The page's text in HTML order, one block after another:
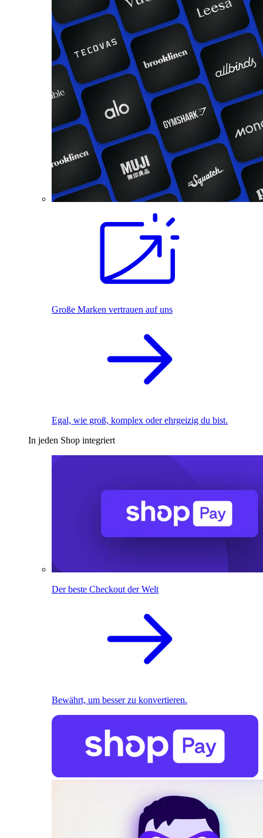
Große Marken vertrauen auf uns
Egal, wie groß, komplex oder ehrgeizig du bist.
In jeden Shop integriert
Der beste Checkout der Welt
Bewährt, um besser zu konvertieren.